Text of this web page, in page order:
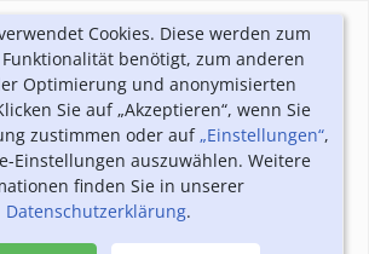
Cookies. Diese werden zum
benötigt, zum anderen
Optimierung und anonymisierten
Sie auf „Akzeptieren“, wenn Sie
zustimmen oder auf„Einstellungen“,
Einstellungen auszuwählen. Weitere
finden Sie in unserer
Datenschutzerklärung.